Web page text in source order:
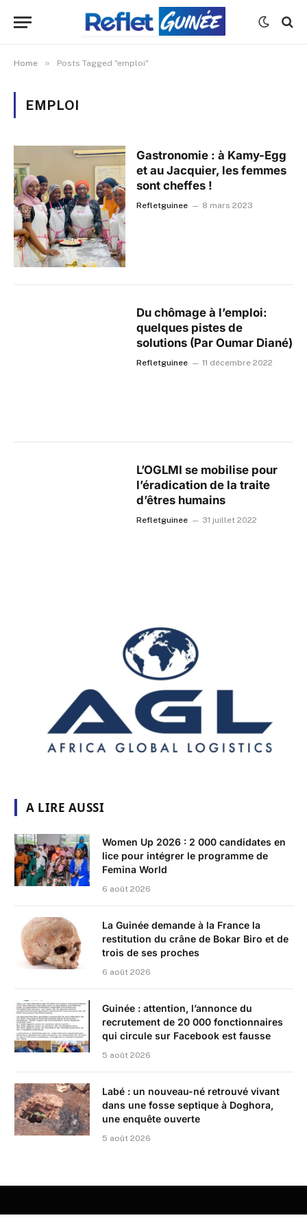
Home » Posts Tagged "emploi"
EMPLOI
Gastronomie : à Kamy-Egg
et au Jacquier, les femmes
sont cheffes !
Refletguinee 8 mars 2023
Du chômage à l’emploi:
quelques pistes de
solutions (Par Oumar Diané)
Refletguinee 11 décembre 2022
L’OGLMI se mobilise pour
l’éradication de la traite
d’êtres humains
Refletguinee 31 juillet 2022
A LIRE AUSSI
Women Up 2026 : 2 000 candidates en
lice pour intégrer le programme de
Femina World
6 août 2026
La Guinée demande à la France la
restitution du crâne de Bokar Biro et de
trois de ses proches
6 août 2026
Guinée : attention, l’annonce du
recrutement de 20 000 fonctionnaires
qui circule sur Facebook est fausse
5 août 2026
Labé : un nouveau-né retrouvé vivant
dans une fosse septique à Doghora,
une enquête ouverte
5 août 2026